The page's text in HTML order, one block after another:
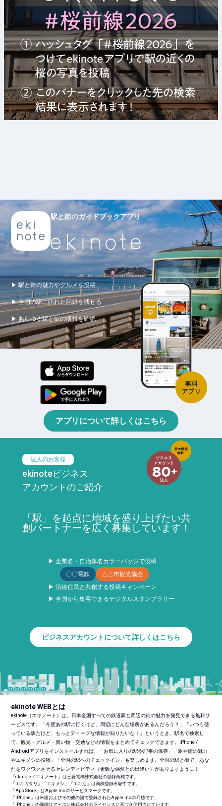
駅と街のガイドブックアプリ
▶ 駅と街の魅力やグルメを投稿
▶ 全国の駅に訪れた記録を残せる
▶ あらゆる駅と街の情報を確認
アプリについて詳しくはこちら
法人のお客様
ekinoteビジネス
アカウントのご紹介
「駅」を起点に地域を盛り上げたい共
創パートナーを広く募集しています！
▶ 企業名・自治体名カラーバッジで投稿
〇〇電鉄
△△市観光協会
▶ 沿線住民と共創する投稿キャンペーン
▶ 全国から集客できるデジタルスタンプラリー
ビジネスアカウントについて詳しくはこちら
ekinote WEBとは
ekinote（エキノート）は、日本全国すべての鉄道駅と周辺の街の魅力を発見できる無料サ
ービスです。「今度あの駅に行くけど、周辺にどんな場所があるんだろう？」「いつも使
っている駅だけど、もっとディープな情報が知りたいな！」というとき、駅名で検索し
て、観光・グルメ・買い物・交通などの情報をまとめてチェックできます。iPhone /
Androidアプリをインストールすれば、「お気に入りの駅や記事の保存」「駅や街の魅力
やエキメシの投稿」「全国の駅へのチェックイン」も楽しめます。全国の駅と街で、あな
たをワクワクさせるセレンディピティ（素敵な偶然との出逢い）がありますように！
「ekinote／エキノート」は三菱電機株式会社の登録商標です。
「エキガタリ」「エキメシ」「エキ活」は商標登録出願中です。
「App Store」はApple Inc.のサービスマークです。
「iPhone」は米国およびその他の国で登録されたApple Inc.の商標です。
「iPhone」の商標はアイホン株式会社のライセンスに基づき使用されています。